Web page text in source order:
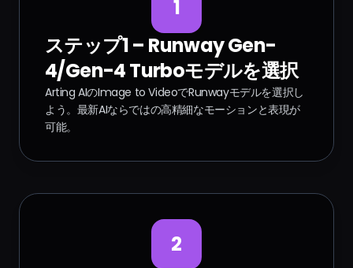
1
ステップ1 – Runway Gen-
4/Gen-4 Turboモデルを選択
Arting AIのImage to VideoでRunwayモデルを選択し
よう。最新AIならではの高精細なモーションと表現が
可能。
2